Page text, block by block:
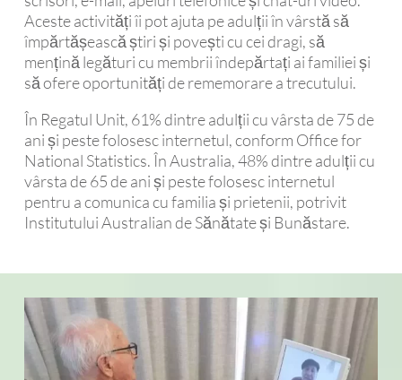
Aceste activități îi pot ajuta pe adulții în vârstă să
împărtășească știri și povești cu cei dragi, să
mențină legături cu membrii îndepărtați ai familiei și
să ofere oportunități de rememorare a trecutului.
În Regatul Unit, 61% dintre adulții cu vârsta de 75 de
ani și peste folosesc internetul, conform Office for
National Statistics. În Australia, 48% dintre adulții cu
vârsta de 65 de ani și peste folosesc internetul
pentru a comunica cu familia și prietenii, potrivit
Institutului Australian de Sănătate și Bunăstare.